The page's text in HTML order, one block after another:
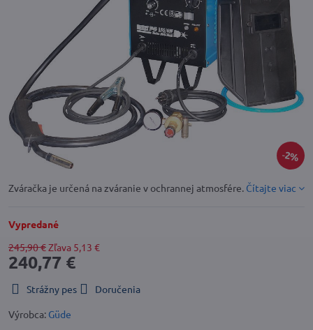
2%
Zváračka je určená na zváranie v ochrannej atmosfére. Čítajte viac
Vypredané
245,90 €Zľava 5,13 €
240,77 €
Strážny pes
Doručenia
Výrobca: Güde